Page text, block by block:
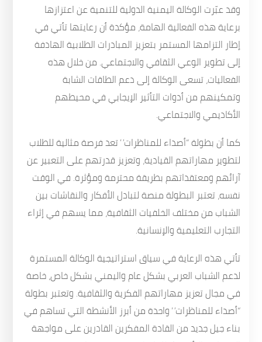
وقد عبّرت الوكالة اليمنية الدولية للتنمية عن اعتزازها
برعاية هذه الفعالية الهامة، مؤكدة أن رعايتها تأتي في
إطار التزامها المستمر بتعزيز المبادرات الطلابية الهادفة
إلى تطوير الوعي الثقافي والاجتماعي. من خلال هذه
الفعاليات، تسعى الوكالة إلى دعم الطاقات الشابة
وتمكينهم من أدوات التأثير الإيجابي في محيطهم
الأكاديمي والاجتماعي.
كما أن بطولة “أصداء للمناظرات” تعد فرصة مثالية للطلاب
لتطوير مهاراتهم القيادية، وتعزيز قدرتهم على التعبير عن
آرائهم ومعتقداتهم بطريقة محترمة ومؤثرة. في الوقت
نفسه، تعتبر البطولة منصة لتبادل الأفكار والنقاشات بين
الشباب من مختلف الخلفيات الثقافية، مما يسهم في إثراء
التجارب التعليمية والإنسانية.
تأتي هذه الرعاية في سياق استراتيجية الوكالة المستمرة
لدعم الشباب العربي بشكل عام واليمني بشكل خاص، خاصة
في مجال تعزيز مهاراتهم الفكرية والثقافية. وتعتبر بطولة
“أصداء للمناظرات” واحدة من أبرز الأنشطة التي تساهم في
بناء جيل جديد من القادة المفكرين القادرين على مواجهة